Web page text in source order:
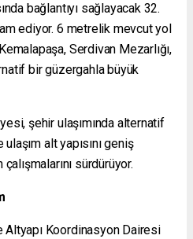
bağlantıyı sağlayacak 32.
ediyor. 6 metrelik mevcut yol
Serdivan Mezarlığı,
bir güzergahla büyük
şehir ulaşımında alternatif
ulaşım alt yapısını geniş
sürdürüyor.
Altyapı Koordinasyon Dairesi